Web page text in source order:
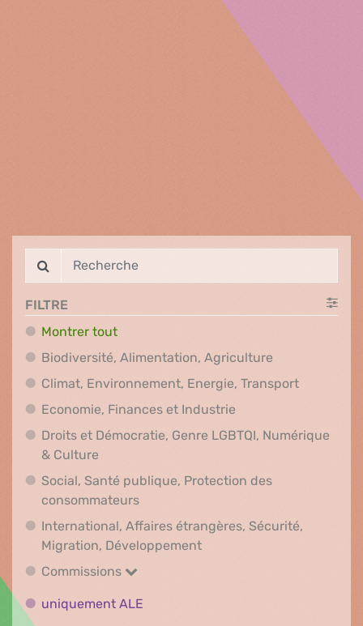
FILTRE
Montrer tout
Biodiversité, Alimentation, Agriculture
Climat, Environnement, Energie, TransportClimat,
Economie, Finances et Industrie
Droits et Démocratie, Genre LGBTQI, Numérique
& Culture
Social, Santé publique, Protection des
consommateursSocial, Santé publique, Protection
International, Affaires étrangères, Sécurité,
Migration, DéveloppementInternational, Affaires
Commissions
Commissions
uniquement ALE